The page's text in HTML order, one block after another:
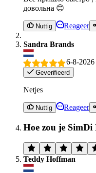
довольна 😊
Nuttig Reageer
Sandra Brands
6-8-2026
Geverifieerd
Netjes
Nuttig Reageer
Hoe zou je SimDi
Teddy Hoffman